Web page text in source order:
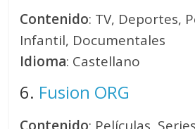
Contenido: TV, Deportes,
Infantil, Documentales
Idioma: Castellano
6. Fusion ORG